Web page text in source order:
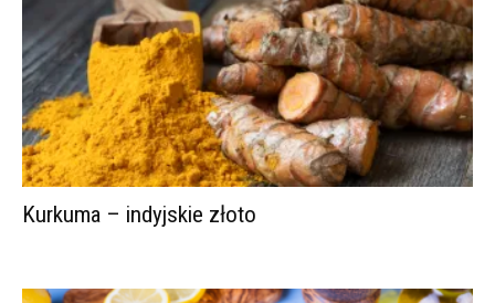
Kurkuma – indyjskie złoto